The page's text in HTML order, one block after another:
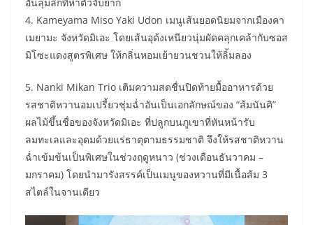
​4. Kameyama Miso Yaki Udon เมนูเส้นยอดนิยมจากเมืองคา
เมยามะ จังหวัดมิเอะ โดยเส้นอุด้งเหนียวนุ่มผัดคลุกเคล้ากับซอส
มิโซะแดงสูตรพิเศษ ให้กลิ่นหอมเย้ายวนชวนให้ลิ้มลอง
​5. Nanki Mikan Trio เติมความสดชื่นปิดท้ายมื้ออาหารด้วย
รสชาติหวานอมเปรี้ยวชุ่มฉ่ำอันเป็นเอกลักษณ์ของ “ส้มนันคิ”
ผลไม้ขึ้นชื่อของจังหวัดมิเอะ ที่ปลูกบนภูเขาที่หันหน้ารับ
ลมทะเลและอุดมด้วยแร่ธาตุตามธรรมชาติ จึงให้รสชาติหวาน
ฉ่ำเข้มข้นเป็นพิเศษในช่วงฤดูหนาว (ช่วงเดือนธันวาคม –
มกราคม) โดยนำมารังสรรค์เป็นเมนูของหวานที่มีเนื้อส้ม 3
สไตล์ในจานเดียว